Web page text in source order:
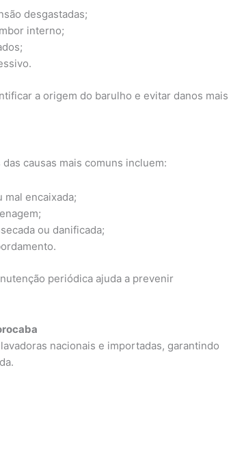
desgastadas;
interno;
a origem do barulho e evitar danos mais
causas mais comuns incluem:
mal encaixada;
ou danificada;
periódica ajuda a prevenir
nacionais e importadas, garantindo